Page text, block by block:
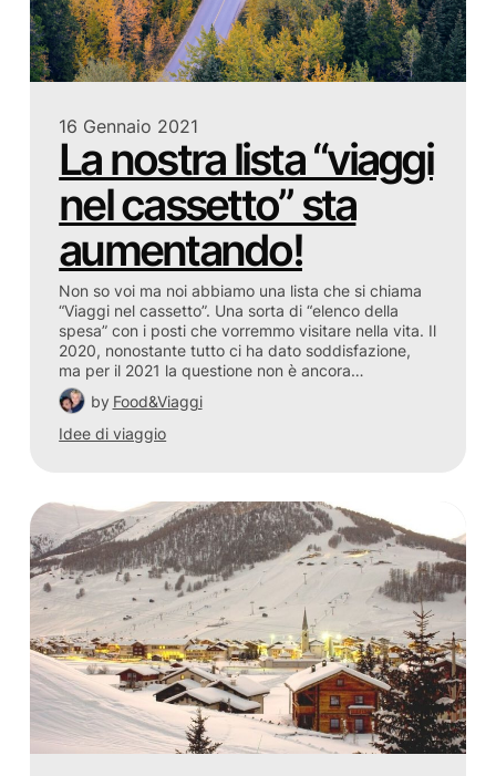
16 Gennaio 2021
La nostra lista “viaggi
nel cassetto” sta
aumentando!
Non so voi ma noi abbiamo una lista che si chiama
“Viaggi nel cassetto”. Una sorta di “elenco della
spesa” con i posti che vorremmo visitare nella vita. Il
2020, nonostante tutto ci ha dato soddisfazione,
ma per il 2021 la questione non è ancora…
by Food&Viaggi
Idee di viaggio